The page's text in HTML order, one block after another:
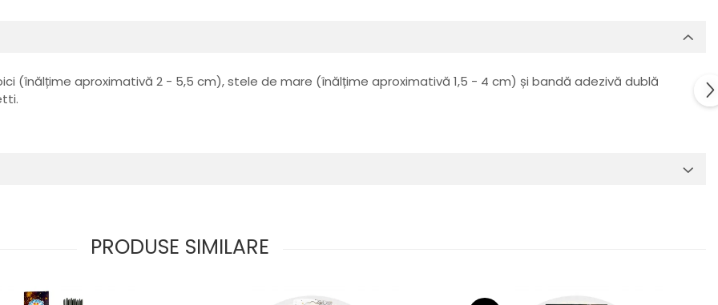
(înălțime aproximativă 2 - 5,5 cm), stele de mare (înălțime aproximativă 1,5 - 4 cm) și bandă adezivă dublă
PRODUSE SIMILARE